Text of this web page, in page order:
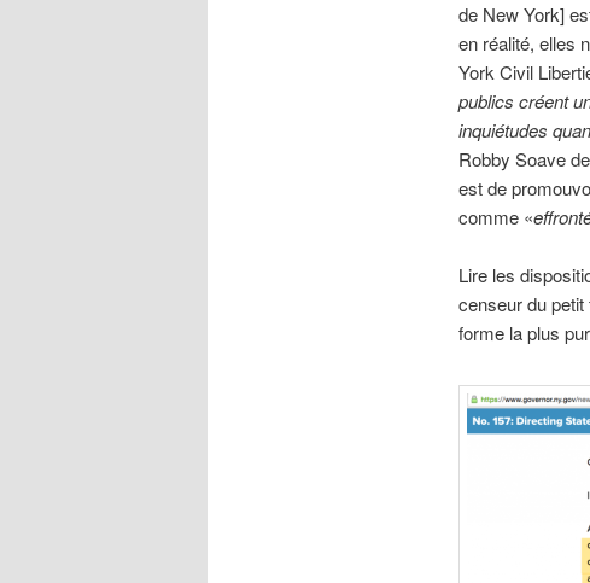
de New York]
en réalité, elles
York Civil
publics créent
inquiétudes
Robby Soave
est de
comme «
Lire les
censeur du
forme la plus